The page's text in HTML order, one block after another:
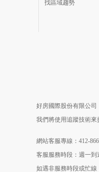
找區域趨勢
好房國際股份有限公司
我們將使用追蹤技術
網站客服專線：412-
客服服務時段：週一到
如遇非服務時段或忙線